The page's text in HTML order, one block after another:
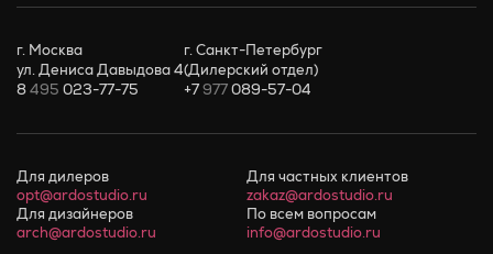
г. Москва
ул. Дениса Давыдова 4
8495 023-77-75
г. Санкт-Петербург
(Дилерский отдел)
+7977089-57-04
Для дилеров
opt@ardostudio.ru
Для частных клиентов
zakaz@ardostudio.ru
Для дизайнеров
arch@ardostudio.ru
По всем вопросам
info@ardostudio.ru